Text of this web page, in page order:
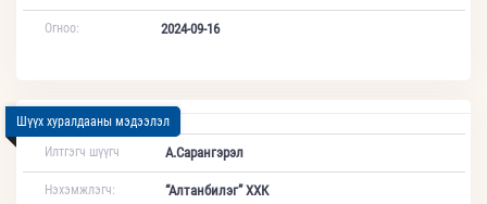
Огноо: 2024-09-16
Шүүх хуралдааны мэдээлэл
Илтгэгч шүүгч
А.Сарангэрэл
Нэхэмжлэгч: “Алтанбилэг” ХХК